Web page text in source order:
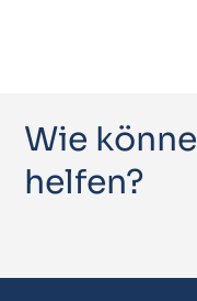
Wie
helfen?